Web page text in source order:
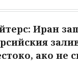
Иран
ако не